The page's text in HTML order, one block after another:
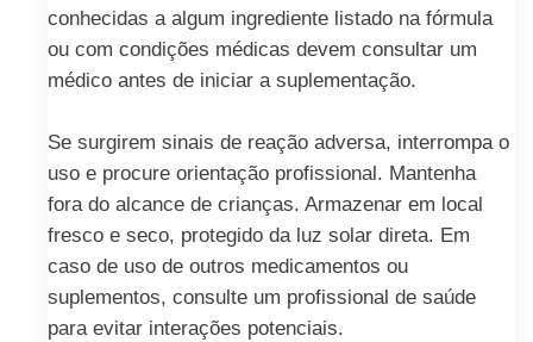
conhecidas a algum ingrediente listado na fórmula
ou com condições médicas devem consultar um
médico antes de iniciar a suplementação.
Se surgirem sinais de reação adversa, interrompa o
uso e procure orientação profissional. Mantenha
fora do alcance de crianças. Armazenar em local
fresco e seco, protegido da luz solar direta. Em
caso de uso de outros medicamentos ou
suplementos, consulte um profissional de saúde
para evitar interações potenciais.